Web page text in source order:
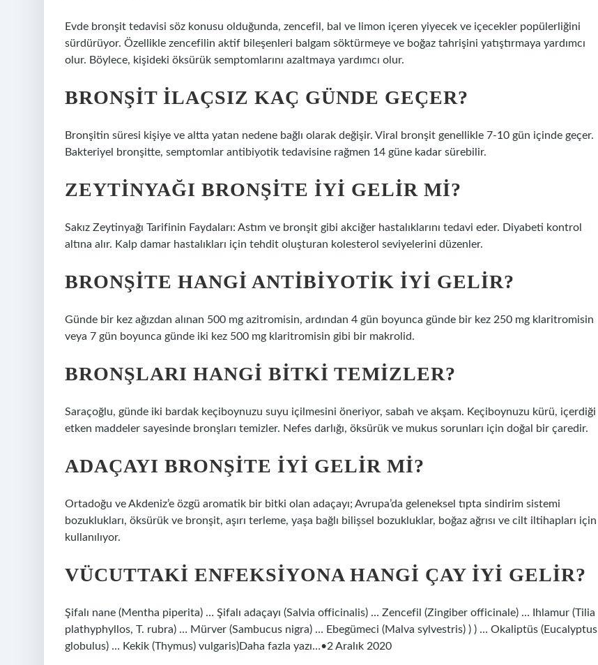
Evde bronşit tedavisi söz konusu olduğunda, zencefil, bal ve limon içeren yiyecek ve içecekler popülerliğini
sürdürüyor. Özellikle zencefilin aktif bileşenleri balgam söktürmeye ve boğaz tahrişini yatıştırmaya yardımcı
olur. Böylece, kişideki öksürük semptomlarını azaltmaya yardımcı olur.
BRONŞIT ILAÇSIZ KAÇ GÜNDE GEÇER?
Bronşitin süresi kişiye ve altta yatan nedene bağlı olarak değişir. Viral bronşit genellikle 7-10 gün içinde geçer.
Bakteriyel bronşitte, semptomlar antibiyotik tedavisine rağmen 14 güne kadar sürebilir.
ZEYTINYAĞI BRONŞITE IYI GELIR MI?
Sakız Zeytinyağı Tarifinin Faydaları: Astım ve bronşit gibi akciğer hastalıklarını tedavi eder. Diyabeti kontrol
altına alır. Kalp damar hastalıkları için tehdit oluşturan kolesterol seviyelerini düzenler.
BRONŞITE HANGI ANTIBIYOTIK IYI GELIR?
Günde bir kez ağızdan alınan 500 mg azitromisin, ardından 4 gün boyunca günde bir kez 250 mg klaritromisin
veya 7 gün boyunca günde iki kez 500 mg klaritromisin gibi bir makrolid.
BRONŞLARI HANGI BITKI TEMIZLER?
Saraçoğlu, günde iki bardak keçiboynuzu suyu içilmesini öneriyor, sabah ve akşam. Keçiboynuzu kürü, içerdiği
etken maddeler sayesinde bronşları temizler. Nefes darlığı, öksürük ve mukus sorunları için doğal bir çaredir.
ADAÇAYI BRONŞITE IYI GELIR MI?
Ortadoğu ve Akdeniz’e özgü aromatik bir bitki olan adaçayı; Avrupa’da geleneksel tıpta sindirim sistemi
bozuklukları, öksürük ve bronşit, aşırı terleme, yaşa bağlı bilişsel bozukluklar, boğaz ağrısı ve cilt iltihapları için
kullanılıyor.
VÜCUTTAKI ENFEKSIYONA HANGI ÇAY IYI GELIR?
Şifalı nane (Mentha piperita) … Şifalı adaçayı (Salvia officinalis) … Zencefil (Zingiber officinale) … Ihlamur (Tilia
plathyphyllos, T. rubra) … Mürver (Sambucus nigra) … Ebegümeci (Malva sylvestris) ) ) … Okaliptüs (Eucalyptus
globulus) … Kekik (Thymus) vulgaris)Daha fazla yazı…•2 Aralık 2020